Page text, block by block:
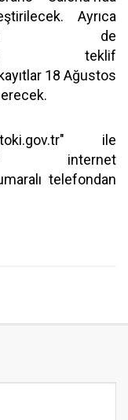
Ayrıca
de
teklif
18 Ağustos
ile
internet
telefondan